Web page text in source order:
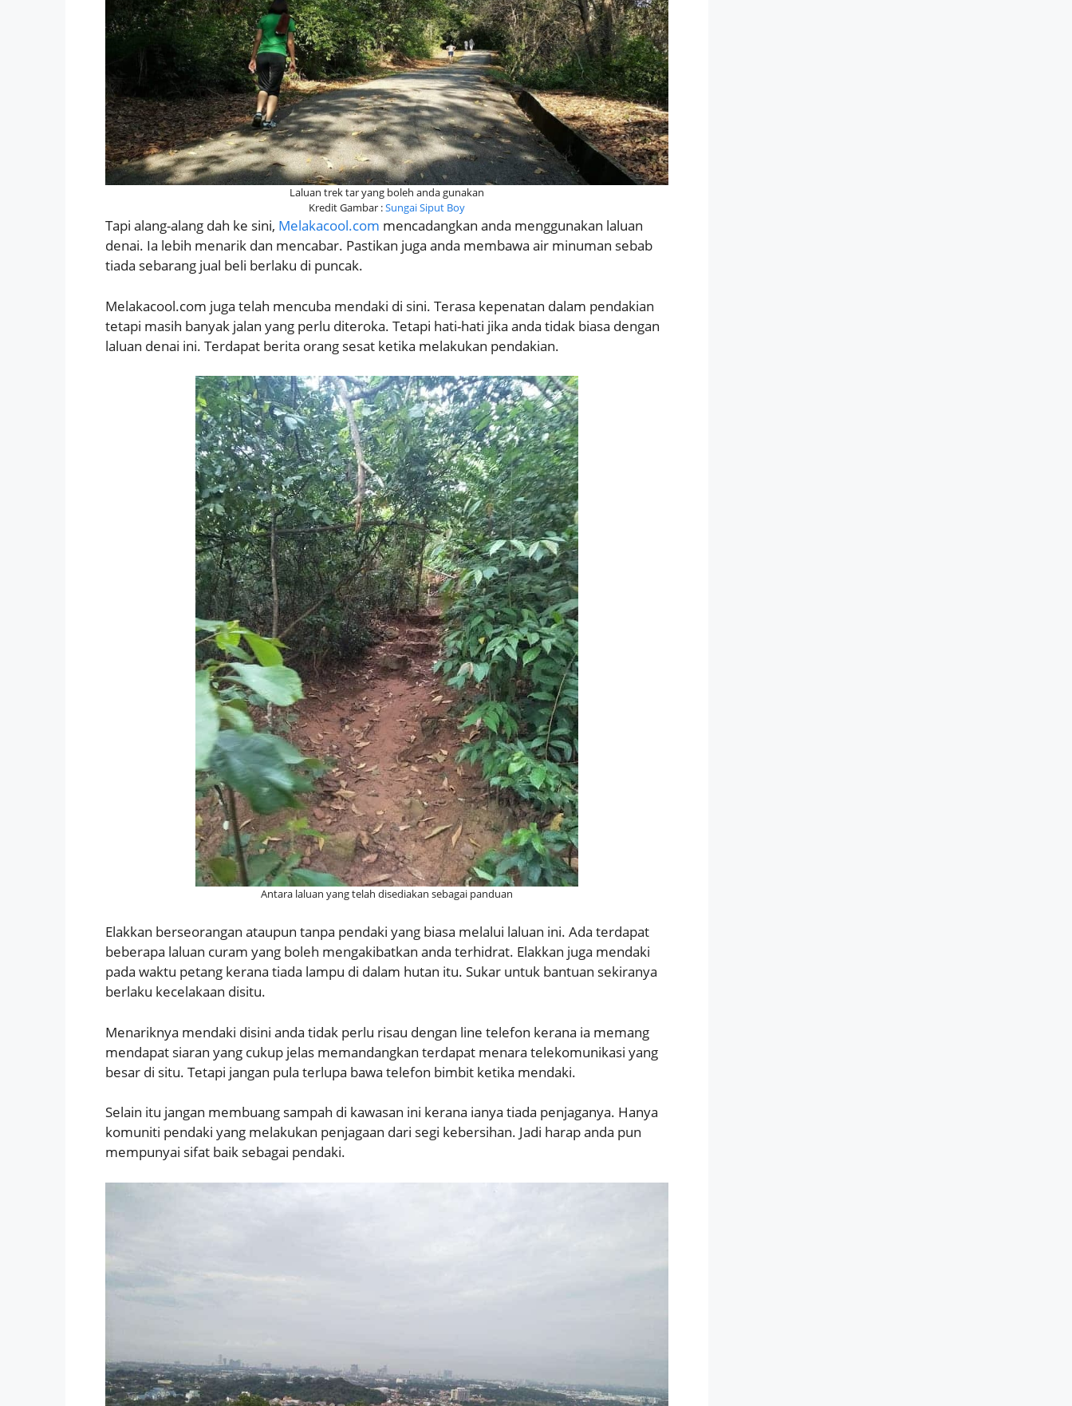
Laluan trek tar yang boleh anda gunakan
Kredit Gambar :Sungai Siput Boy
Tapi alang-alang dah ke sini, Melakacool.com mencadangkan anda menggunakan laluan
denai. Ia lebih menarik dan mencabar. Pastikan juga anda membawa air minuman sebab
tiada sebarang jual beli berlaku di puncak.
Melakacool.com juga telah mencuba mendaki di sini. Terasa kepenatan dalam pendakian
tetapi masih banyak jalan yang perlu diteroka. Tetapi hati-hati jika anda tidak biasa dengan
laluan denai ini. Terdapat berita orang sesat ketika melakukan pendakian.
Antara laluan yang telah disediakan sebagai panduan
Elakkan berseorangan ataupun tanpa pendaki yang biasa melalui laluan ini. Ada terdapat
beberapa laluan curam yang boleh mengakibatkan anda terhidrat. Elakkan juga mendaki
pada waktu petang kerana tiada lampu di dalam hutan itu. Sukar untuk bantuan sekiranya
berlaku kecelakaan disitu.
Menariknya mendaki disini anda tidak perlu risau dengan line telefon kerana ia memang
mendapat siaran yang cukup jelas memandangkan terdapat menara telekomunikasi yang
besar di situ. Tetapi jangan pula terlupa bawa telefon bimbit ketika mendaki.
Selain itu jangan membuang sampah di kawasan ini kerana ianya tiada penjaganya. Hanya
komuniti pendaki yang melakukan penjagaan dari segi kebersihan. Jadi harap anda pun
mempunyai sifat baik sebagai pendaki.